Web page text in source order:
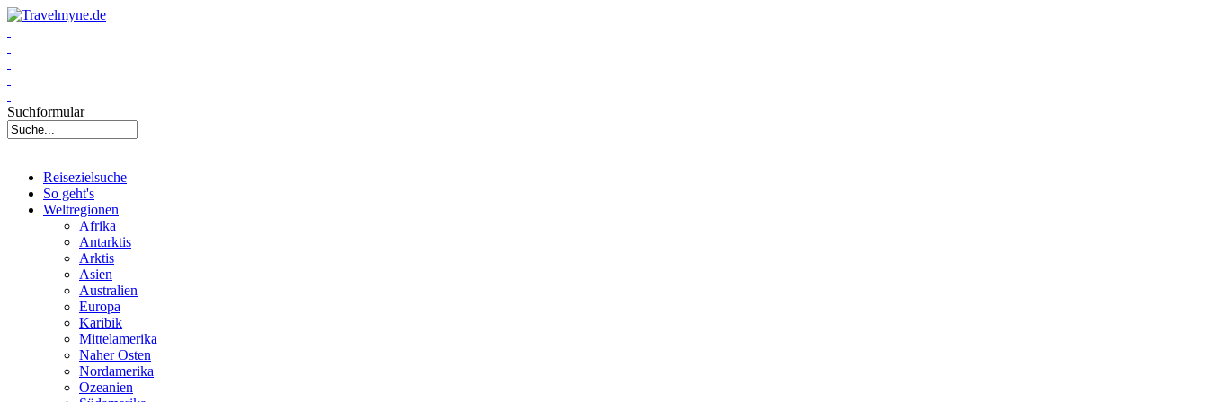
Suchformular
Reisezielsuche
So geht's
Weltregionen
Afrika
Antarktis
Arktis
Asien
Australien
Europa
Karibik
Mittelamerika
Naher Osten
Nordamerika
Ozeanien